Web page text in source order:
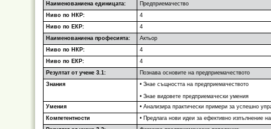
Наименованиена единицата:
Предприемачество
Ниво по НКР:
4
Ниво по ЕКР:
4
Наименованиена професията:
Актьор
Ниво по НКР:
4
Ниво по ЕКР:
4
Резултат от учене 3.1:
Познава основите на предприемачеството
Знания
• Знае същността на предприемачеството
• Знае видовете предприемачески умения
Умения
• Анализира практически примери за успешно
Компетентности
• Предлага нови идеи за ефективно изпълнение